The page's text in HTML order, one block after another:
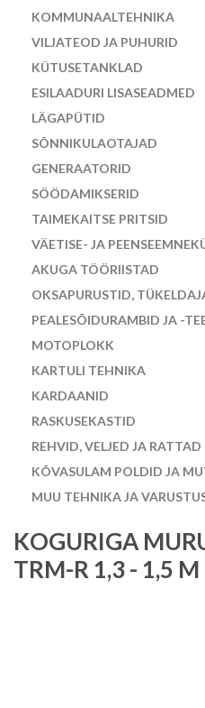
KOMMUNAALTEHNIKA
VILJATEOD JA PUHURID
KÜTUSETANKLAD
ESILAADURI LISASEADMED
LÄGAPÜTID
SÕNNIKULAOTAJAD
GENERAATORID
SÖÖDAMIKSERID
TAIMEKAITSE PRITSID
VÄETISE- JA
AKUGA TÖÖRIISTAD
OKSAPURUSTID,
PEALESÕIDURAMBID JA -
MOTOPLOKK
KARTULI TEHNIKA
KARDAANID
RASKUSEKASTID
REHVID, VELJED JA RATTAD
KÕVASULAM POLDID JA
MUU TEHNIKA JA
KOGURIGA
TRM-R 1,3 - 1,5 M